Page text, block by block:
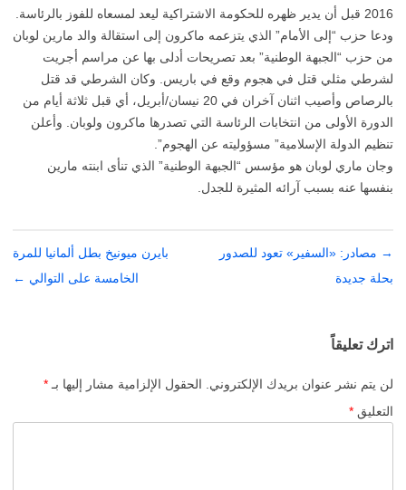
2016 قبل أن يدير ظهره للحكومة الاشتراكية ليعد لمسعاه للفوز بالرئاسة.
ودعا حزب “إلى الأمام” الذي يتزعمه ماكرون إلى استقالة والد مارين لوبان
من حزب “الجبهة الوطنية” بعد تصريحات أدلى بها عن مراسم أجريت
لشرطي مثلي قتل في هجوم وقع في باريس. وكان الشرطي قد قتل
بالرصاص وأصيب اثنان آخران في 20 نيسان/أبريل، أي قبل ثلاثة أيام من
الدورة الأولى من انتخابات الرئاسة التي تصدرها ماكرون ولوبان. وأعلن
تنظيم الدولة الإسلامية” مسؤوليته عن الهجوم”.
وجان ماري لوبان هو مؤسس “الجبهة الوطنية” الذي تنأى ابنته مارين
بنفسها عنه بسبب آرائه المثيرة للجدل.
تصفّح
المقالات
→ مصادر: «السفير» تعود للصدور
بحلة جديدة
بايرن ميونيخ بطل ألمانيا للمرة
الخامسة على التوالي ←
اترك تعليقاً
لن يتم نشر عنوان بريدك الإلكتروني. الحقول الإلزامية مشار إليها بـ *
التعليق *